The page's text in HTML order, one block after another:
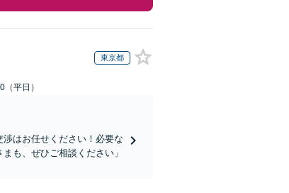
東京都
平日）
はお任せください！必要な
も、ぜひご相談ください」